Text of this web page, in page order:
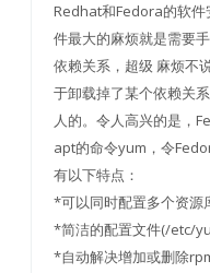
Redhat和Fedora的软
件最大的麻烦就是需要
依赖关系，超级 麻烦不
于卸载掉了某个依赖关
人的。令人高兴的是，
apt的命令yum，令
有以下特点：
*可以同时配置多个资源
*简洁的配置文件(/etc/
*自动解决增加或删除